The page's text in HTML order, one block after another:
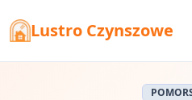
Lustro Czynszowe